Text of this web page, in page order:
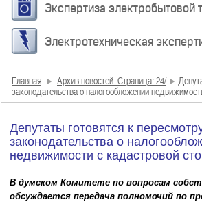
Экспертиза электробытовой
Электротехническая
Главная Архив новостей. Страница: 24/
законодательства о налогообложении
Депутаты готовятся к
законодательства о
недвижимости с кадастровой
В думском Комитете по вопросам
обсуждается передача полномочий по